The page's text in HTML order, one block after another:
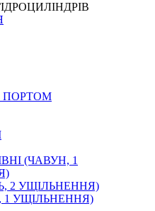
ПОРТОМ
(ЧАВУН, 1
2 УЩІЛЬНЕННЯ)
1 УЩІЛЬНЕННЯ)